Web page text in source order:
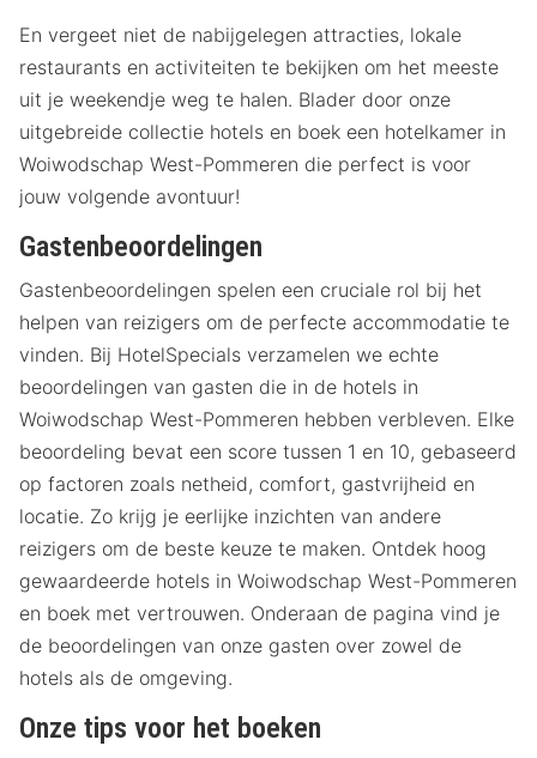
En vergeet niet de nabijgelegen attracties, lokale
restaurants en activiteiten te bekijken om het meeste
uit je weekendje weg te halen. Blader door onze
uitgebreide collectie hotels en boek een hotelkamer in
Woiwodschap West-Pommeren die perfect is voor
jouw volgende avontuur!
Gastenbeoordelingen
Gastenbeoordelingen spelen een cruciale rol bij het
helpen van reizigers om de perfecte accommodatie te
vinden. Bij HotelSpecials verzamelen we echte
beoordelingen van gasten die in de hotels in
Woiwodschap West-Pommeren hebben verbleven. Elke
beoordeling bevat een score tussen 1 en 10, gebaseerd
op factoren zoals netheid, comfort, gastvrijheid en
locatie. Zo krijg je eerlijke inzichten van andere
reizigers om de beste keuze te maken. Ontdek hoog
gewaardeerde hotels in Woiwodschap West-Pommeren
en boek met vertrouwen. Onderaan de pagina vind je
de beoordelingen van onze gasten over zowel de
hotels als de omgeving.
Onze tips voor het boeken